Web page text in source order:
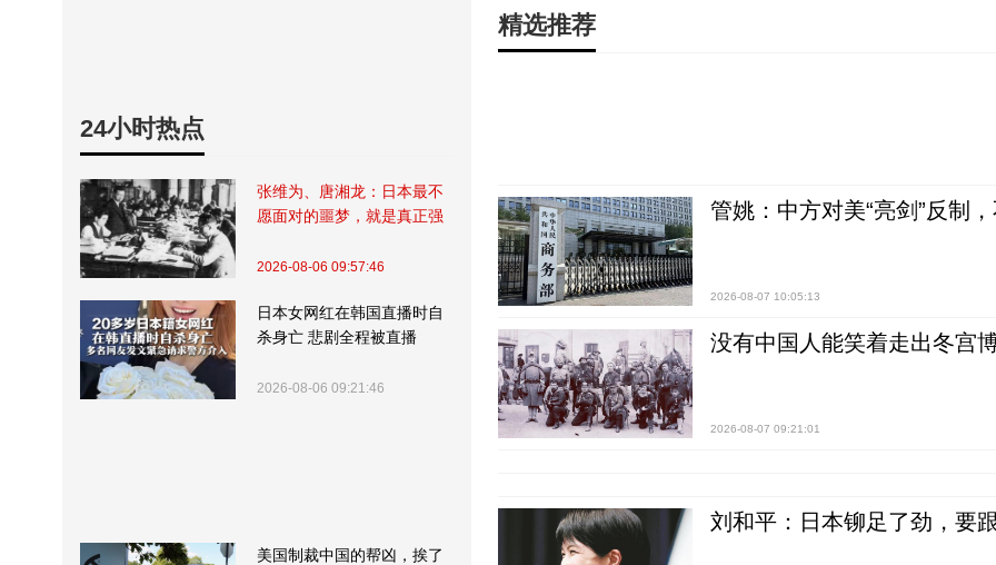
24小时热点
张维为、唐湘龙：日本最不
愿面对的噩梦，就是真正强
2026-08-06 09:57:46
日本女网红在韩国直播时自
杀身亡 悲剧全程被直播
2026-08-06 09:21:46
美国制裁中国的帮凶，挨了
精选推荐
管姚：中方对美“亮剑”反制
2026-08-07 10:05:13
没有中国人能笑着走出冬宫
2026-08-07 09:21:01
刘和平：日本铆足了劲，要